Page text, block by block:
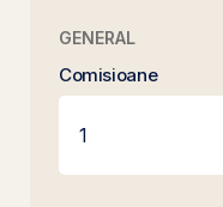
GENERAL
Comisioane